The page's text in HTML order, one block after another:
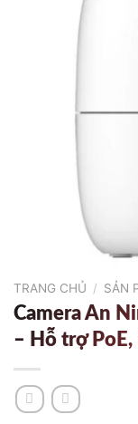
TRANG CHỦ / SẢN
Camera An
– Hỗ trợ